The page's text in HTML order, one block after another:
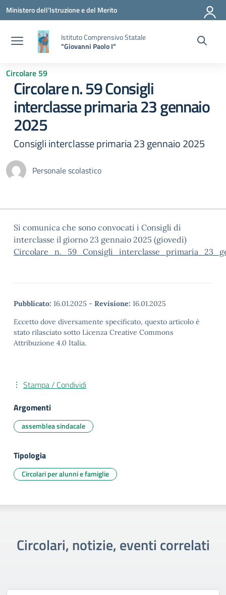
Vai ai contenuti
Vai al menu di navigazione
Vai al footer
Ministero dell'Istruzione e del Merito
Istituto Comprensivo Statale
"Giovanni Paolo I"
Circolare 59
Circolare n. 59 Consigli
interclasse primaria 23 gennaio
2025
Consigli interclasse primaria 23 gennaio 2025
Personale scolastico
Si comunica che sono convocati i Consigli di
interclasse il giorno 23 gennaio 2025 (giovedì)
Pubblicato: 16.01.2025 - Revisione: 16.01.2025
Eccetto dove diversamente specificato, questo articolo è
stato rilasciato sotto Licenza Creative Commons
Attribuzione 4.0 Italia.
Stampa / Condividi
Argomenti
assemblea sindacale
Tipologia
Circolari per alunni e famiglie
Circolari, notizie, eventi correlati